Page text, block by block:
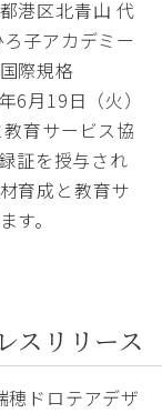
港区北青山 代
子アカデミー
際規格
6月19日（火）
育サービス協
証を授与され
育成と教育サ
す。
スリリース
穂ドロテアデザ